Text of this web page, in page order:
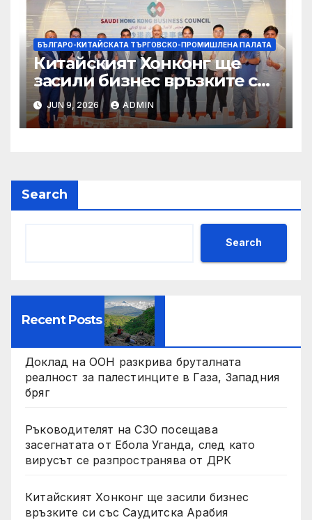
БЪЛГАРО-КИТАЙСКАТА ТЪРГОВСКО-ПРОМИШЛЕНА ПАЛАТА
Китайският Хонконг ще
засили бизнес връзките си
със Саудитска Арабия
JUN 9, 2026 ADMIN
Search
Search
Recent Posts
Доклад на ООН разкрива бруталната
реалност за палестинците в Газа, Западния
бряг
Ръководителят на СЗО посещава
засегнатата от Ебола Уганда, след като
вирусът се разпространява от ДРК
Китайският Хонконг ще засили бизнес
връзките си със Саудитска Арабия